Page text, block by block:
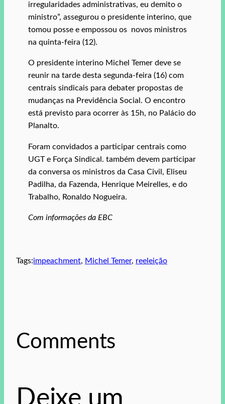
irregularidades administrativas, eu demito o
ministro”, assegurou o presidente interino, que
tomou posse e empossou os novos ministros
na quinta-feira (12).
O presidente interino Michel Temer deve se
reunir na tarde desta segunda-feira (16) com
centrais sindicais para debater propostas de
mudanças na Previdência Social. O encontro
está previsto para ocorrer às 15h, no Palácio do
Planalto.
Foram convidados a participar centrais como
UGT e Força Sindical. também devem participar
da conversa os ministros da Casa Civil, Eliseu
Padilha, da Fazenda, Henrique Meirelles, e do
Trabalho, Ronaldo Nogueira.
Com informações da EBC
Tags:impeachment, Michel Temer, reeleição
Comments
Deixe um